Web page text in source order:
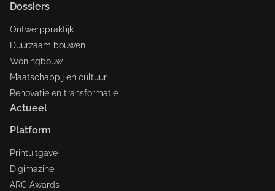
Dossiers
Ontwerppraktijk
Duurzaam bouwen
Woningbouw
Maatschappij en cultuur
Renovatie en transformatie
Actueel
Platform
Printuitgave
Digimazine
ARC Awards